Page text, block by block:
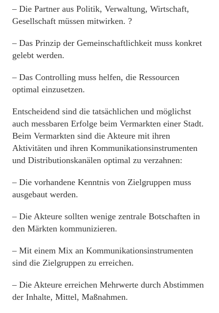
– Die Partner aus Politik, Verwaltung, Wirtschaft,
Gesellschaft müssen mitwirken. ?
– Das Prinzip der Gemeinschaftlichkeit muss konkret
gelebt werden.
– Das Controlling muss helfen, die Ressourcen
optimal einzusetzen.
Entscheidend sind die tatsächlichen und möglichst
auch messbaren Erfolge beim Vermarkten einer Stadt.
Beim Vermarkten sind die Akteure mit ihren
Aktivitäten und ihren Kommunikationsinstrumenten
und Distributionskanälen optimal zu verzahnen:
– Die vorhandene Kenntnis von Zielgruppen muss
ausgebaut werden.
– Die Akteure sollten wenige zentrale Botschaften in
den Märkten kommunizieren.
– Mit einem Mix an Kommunikationsinstrumenten
sind die Zielgruppen zu erreichen.
– Die Akteure erreichen Mehrwerte durch Abstimmen
der Inhalte, Mittel, Maßnahmen.